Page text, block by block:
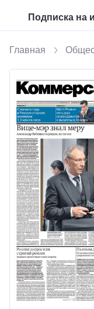
Подписка на
Главная